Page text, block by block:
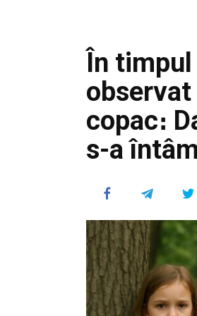
În
copac։
s-a